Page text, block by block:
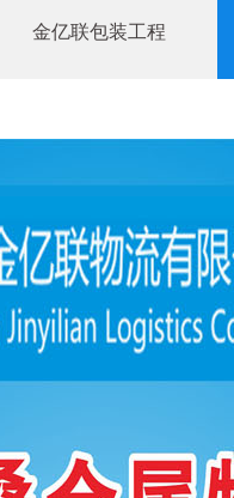
金亿联包装工程